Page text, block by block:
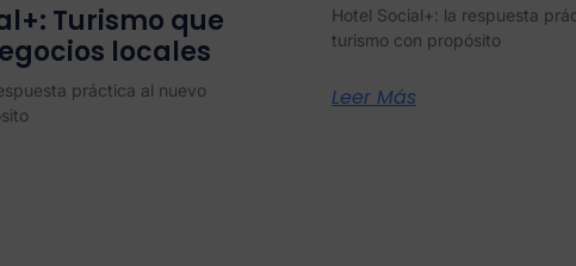
Turismo que
locales
práctica al nuevo
Hotel Social+: la respuesta
turismo con propósito
Leer Más